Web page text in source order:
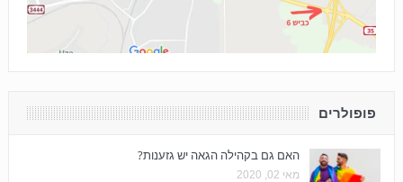
פופולרים
האם גם בקהילה הגאה יש גזענות?
מאי 02, 2020